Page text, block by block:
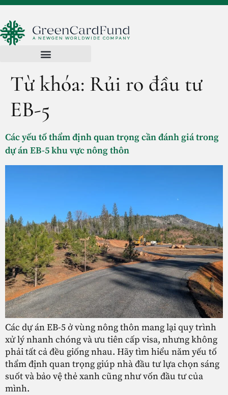
Từ khóa: Rủi ro đầu tư
EB-5
Các yếu tố thẩm định quan trọng cần đánh giá trong
dự án EB-5 khu vực nông thôn
Các dự án EB-5 ở vùng nông thôn mang lại quy trình
xử lý nhanh chóng và ưu tiên cấp visa, nhưng không
phải tất cả đều giống nhau. Hãy tìm hiểu năm yếu tố
thẩm định quan trọng giúp nhà đầu tư lựa chọn sáng
suốt và bảo vệ thẻ xanh cũng như vốn đầu tư của
mình.